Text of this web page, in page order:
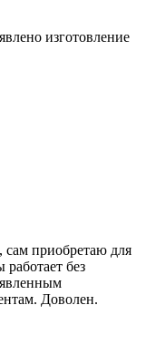
изготовление
приобретаю для
без
Доволен.